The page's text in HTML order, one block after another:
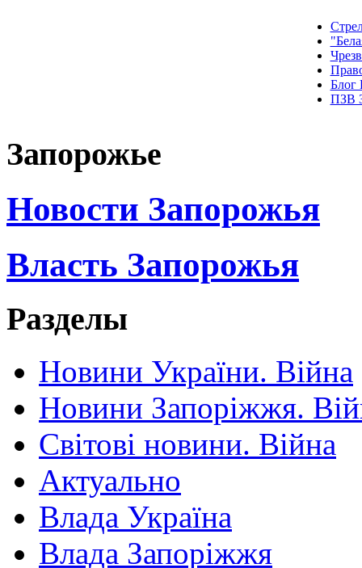
Блог
ПЗВ
Запорожье
Новости Запорожья
Власть Запорожья
Разделы
Новини України. Війна
Новини Запоріжжя.
Світові новини. Війна
Актуально
Влада Україна
Влада Запоріжжя